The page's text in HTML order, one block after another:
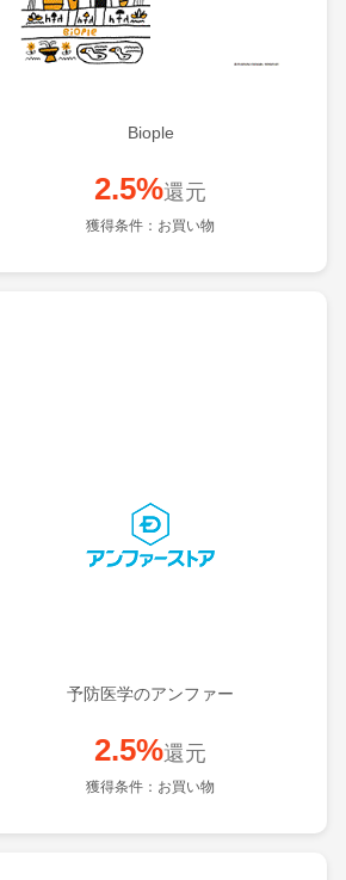
Biople
2.5%還元
獲得条件：お買い物
予防医学のアンファー
2.5%還元
獲得条件：お買い物